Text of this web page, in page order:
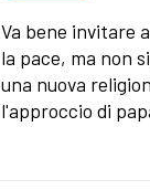
Va bene invitare
la pace, ma non
una nuova
l'approccio di